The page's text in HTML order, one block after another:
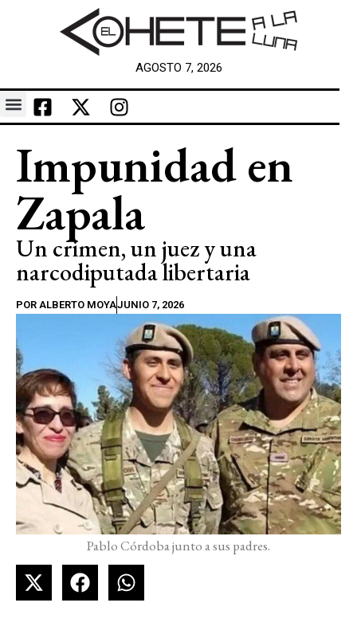
AGOSTO 7, 2026
Impunidad en
Zapala
Un crimen, un juez y una
narcodiputada libertaria
POR ALBERTO MOYAJUNIO 7, 2026
Pablo Córdoba junto a sus padres.